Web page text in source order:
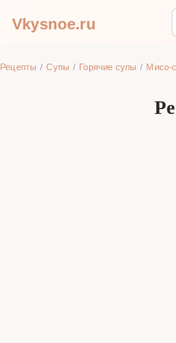
Vkysnoe.ru
Рецепты Супы Горячие супы Мисо-